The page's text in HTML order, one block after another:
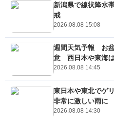
新潟県で線状降水
戒
2026.08.08 15:08
週間天気予報 お
意 西日本や東海は
2026.08.08 14:45
東日本や東北でゲ
非常に激しい雨に
2026.08.08 14:30